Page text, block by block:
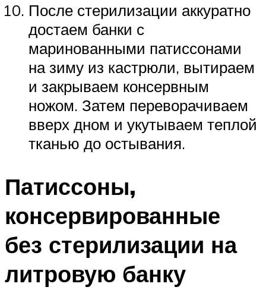
После стерилизации аккуратно
достаем банки с
маринованными патиссонами
на зиму из кастрюли, вытираем
и закрываем консервным
ножом. Затем переворачиваем
вверх дном и укутываем теплой
тканью до остывания.
Патиссоны,
консервированные
без стерилизации на
литровую банку